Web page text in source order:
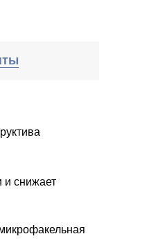
и снижает